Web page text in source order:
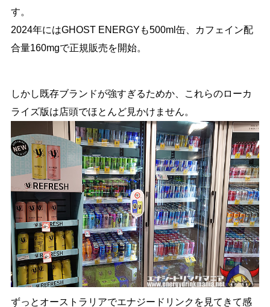
す。
2024年にはGHOST ENERGYも500ml缶、カフェイン配
合量160mgで正規販売を開始。
しかし既存ブランドが強すぎるためか、これらのローカ
ライズ版は店頭でほとんど見かけません。
ずっとオーストラリアでエナジードリンクを見てきて感